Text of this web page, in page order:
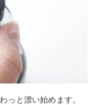
っと漂い始めます。